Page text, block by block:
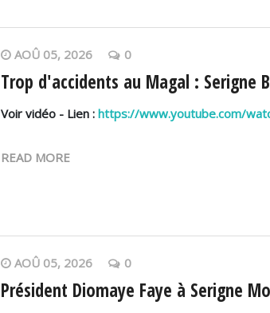
AOÛ 05, 2026 0
Trop d'accidents au Magal : Serigne
Voir vidéo - Lien : https://www.youtube.com/
READ MORE
AOÛ 05, 2026 0
Président Diomaye Faye à Serigne